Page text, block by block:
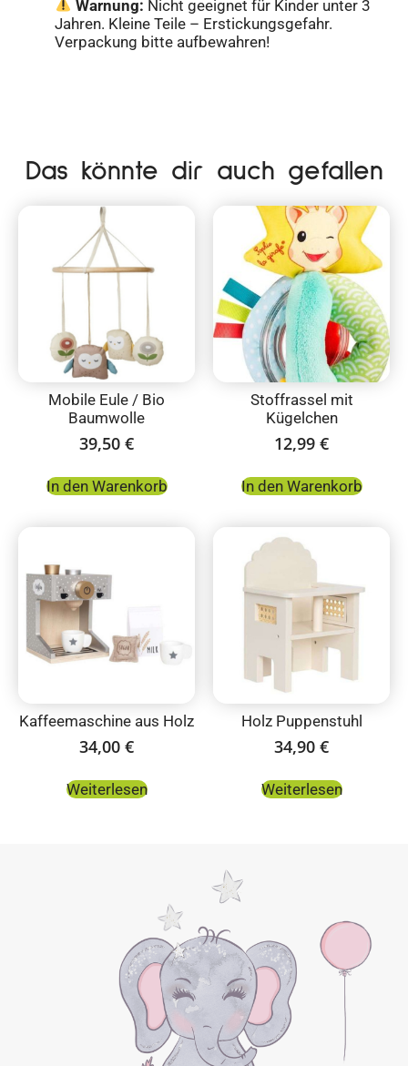
Warnung: Nicht geeignet für Kinder unter 3
Jahren. Kleine Teile – Erstickungsgefahr.
Verpackung bitte aufbewahren!
Das könnte dir auch gefallen
Mobile Eule / Bio
Baumwolle
39,50 €
In den Warenkorb
Stoffrassel mit
Kügelchen
12,99 €
In den Warenkorb
Kaffeemaschine aus Holz
34,00 €
Weiterlesen
Holz Puppenstuhl
34,90 €
Weiterlesen